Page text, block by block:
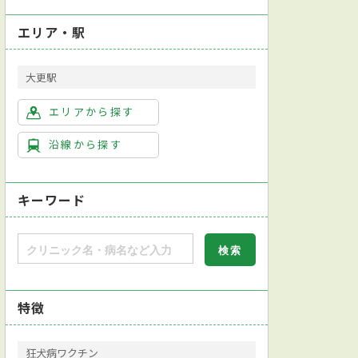
エリア・駅
大更駅
エリアから探す
沿線から探す
キーワード
特徴
狂犬病ワクチン